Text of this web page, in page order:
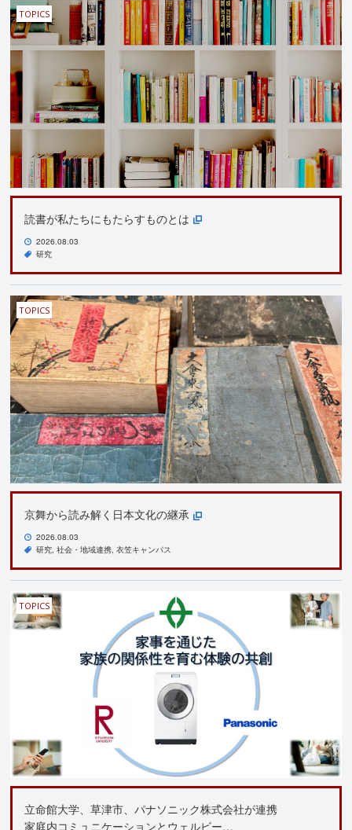
TOPICS
読書が私たちにもたらすものとは
2026.08.03
研究
TOPICS
京舞から読み解く日本文化の継承
2026.08.03
研究 社会・地域連携 衣笠キャンパス
TOPICS
立命館大学、草津市、パナソニック株式会社が連携
家庭内コミュニケーションとウェルビー…